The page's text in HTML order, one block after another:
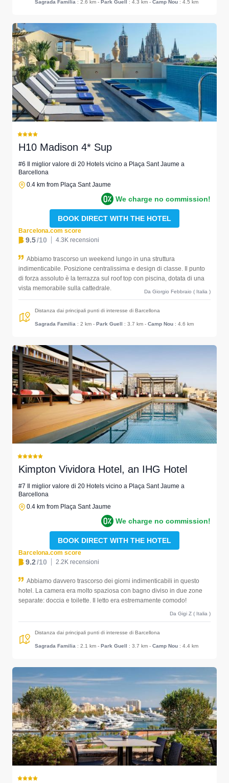
Sagrada Familia : 2.6 km - Park Guell : 4.3 km - Camp Nou : 4.5 km
H10 Madison 4* Sup
#6 Il miglior valore di 20 Hotels vicino a Plaça Sant Jaume a
Barcellona
0.4 km from Plaça Sant Jaume
We charge no commission!
BOOK DIRECT WITH THE HOTEL
Barcelona.com score
9.5/10 4.3K recensioni
Abbiamo trascorso un weekend lungo in una struttura
indimenticabile. Posizione centralissima e design di classe. Il punto
di forza assoluto è la terrazza sul roof top con piscina, dotata di una
vista memorabile sulla cattedrale.
Da Giorgio Febbraio ( Italia )
Distanza dai principali punti di interesse di Barcellona
Sagrada Familia : 2 km - Park Guell : 3.7 km - Camp Nou : 4.6 km
Kimpton Vividora Hotel, an IHG Hotel
#7 Il miglior valore di 20 Hotels vicino a Plaça Sant Jaume a
Barcellona
0.4 km from Plaça Sant Jaume
We charge no commission!
BOOK DIRECT WITH THE HOTEL
Barcelona.com score
9.2/10 2.2K recensioni
Abbiamo davvero trascorso dei giorni indimenticabili in questo
hotel. La camera era molto spaziosa con bagno diviso in due zone
separate: doccia e toilette. Il letto era estremamente comodo!
Da Gigi Z ( Italia )
Distanza dai principali punti di interesse di Barcellona
Sagrada Familia : 2.1 km - Park Guell : 3.7 km - Camp Nou : 4.4 km